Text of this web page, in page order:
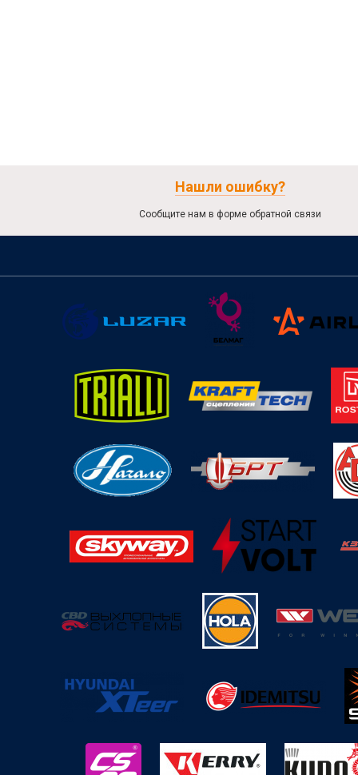
Нашли ошибку?
Сообщите нам в форме обратной связи